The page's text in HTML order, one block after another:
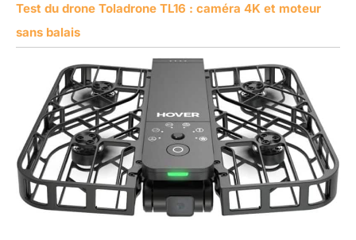
Test du drone Toladrone TL16 : caméra 4K et moteur
sans balais